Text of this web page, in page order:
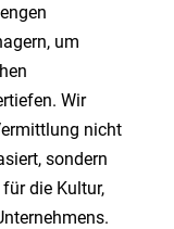
um
Wir
nicht
sondern
die Kultur,